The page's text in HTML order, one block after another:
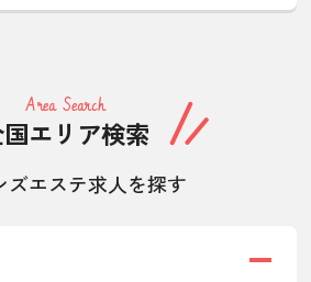
Area Search
エリア検索
ズエステ求人を探す